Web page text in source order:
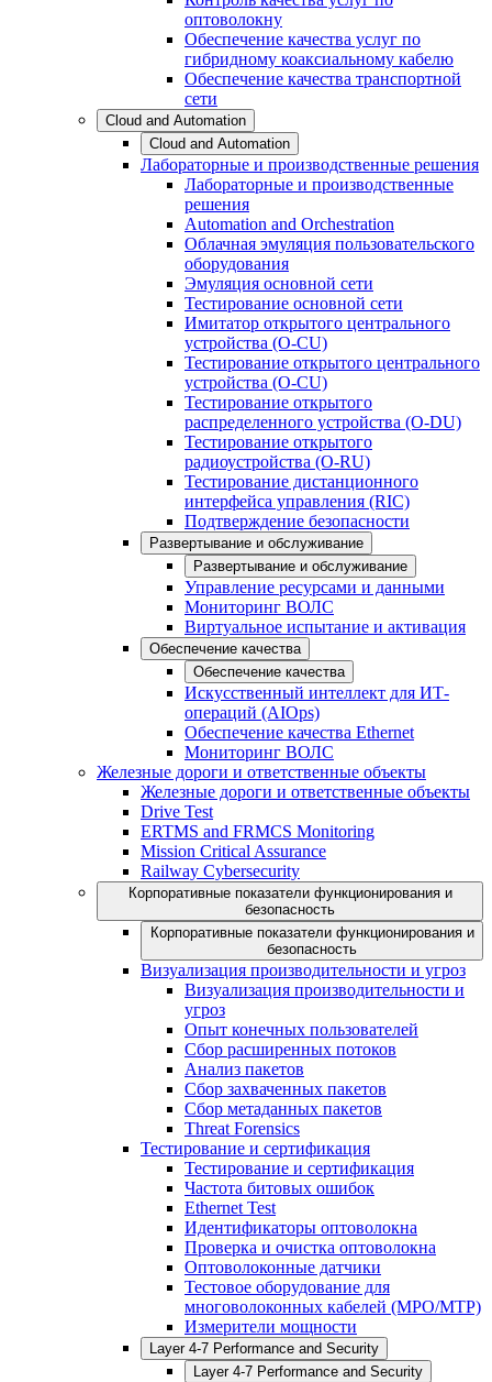
оптоволокну
Обеспечение качества услуг по
гибридному коаксиальному кабелю
Обеспечение качества транспортной
сети
Cloud and Automation
Cloud and Automation
Лабораторные и производственные решения
Лабораторные и производственные
решения
Automation and Orchestration
Облачная эмуляция пользовательского
оборудования
Эмуляция основной сети
Тестирование основной сети
Имитатор открытого центрального
устройства (O-CU)
Тестирование открытого центрального
устройства (O-CU)
Тестирование открытого
распределенного устройства (O-DU)
Тестирование открытого
радиоустройства (O-RU)
Тестирование дистанционного
интерфейса управления (RIC)
Подтверждение безопасности
Развертывание и обслуживание
Развертывание и обслуживание
Управление ресурсами и данными
Мониторинг ВОЛС
Виртуальное испытание и активация
Обеспечение качества
Обеспечение качества
Искусственный интеллект для ИТ-
операций (AIOps)
Обеспечение качества Ethernet
Мониторинг ВОЛС
Железные дороги и ответственные объекты
Железные дороги и ответственные объекты
Drive Test
ERTMS and FRMCS Monitoring
Mission Critical Assurance
Railway Cybersecurity
Корпоративные показатели функционирования и
безопасность
Корпоративные показатели функционирования и
безопасность
Визуализация производительности и угроз
Визуализация производительности и
угроз
Опыт конечных пользователей
Сбор расширенных потоков
Анализ пакетов
Сбор захваченных пакетов
Сбор метаданных пакетов
Threat Forensics
Тестирование и сертификация
Тестирование и сертификация
Частота битовых ошибок
Ethernet Test
Идентификаторы оптоволокна
Проверка и очистка оптоволокна
Оптоволоконные датчики
Тестовое оборудование для
многоволоконных кабелей (MPO/MTP)
Измерители мощности
Layer 4-7 Performance and Security
Layer 4-7 Performance and Security